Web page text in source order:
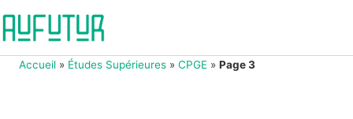
Accueil » Études Supérieures » CPGE » Page 3